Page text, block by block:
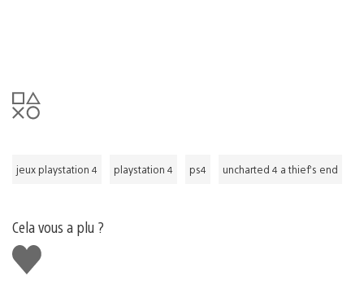
jeux playstation 4 playstation 4 ps4 uncharted 4 a thief’s end
Cela vous a plu ?
J'aime